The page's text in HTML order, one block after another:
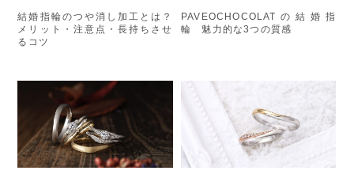
結婚指輪のつや消し加工とは？
メリット・注意点・長持ちさせ
るコツ
PAVEOCHOCOLATの結婚指
輪 魅力的な3つの質感